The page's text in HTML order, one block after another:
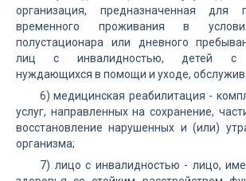
организация, предназначенная для
временного проживания в
полустационара или дневного
лиц с инвалидностью, детей с
нуждающихся в помощи и уходе,
6) медицинская реабилитация -
услуг, направленных на сохранение,
восстановление нарушенных и (или)
организма;
7) лицо с инвалидностью - лицо,